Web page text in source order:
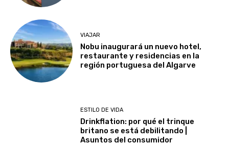
VIAJAR
Nobu inaugurará un nuevo hotel,
restaurante y residencias en la
región portuguesa del Algarve
ESTILO DE VIDA
Drinkflation: por qué el trinque
britano se está debilitando |
Asuntos del consumidor